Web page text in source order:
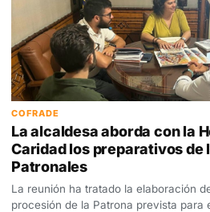
COFRADE
La alcaldesa aborda con la
Caridad los preparativos de
Patronales
La reunión ha tratado la elaboración
procesión de la Patrona prevista para